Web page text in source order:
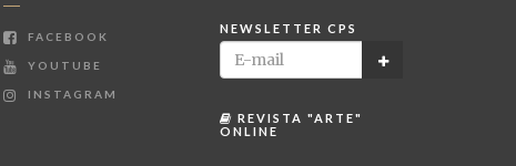
FACEBOOK
YOUTUBE
INSTAGRAM
NEWSLETTER CPS
REVISTA "ARTE"
ONLINE